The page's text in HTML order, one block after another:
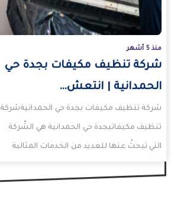
منذ 5 أشهر
شركة تنظيف مكيفات بجدة حي
الحمدانية | انتعش…
شركة تنظيف مكيفات بجدة حي الحمدانيةشركة
تنظيف مكيفاتبجدة حي الحمدانية هي الشّركة
التي تبحثُ عنها للعديد من الخدمات المثالية